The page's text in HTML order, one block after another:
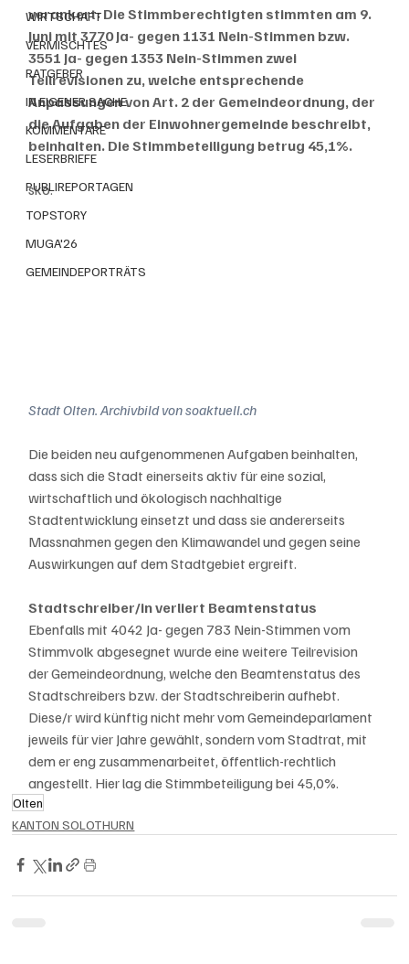
WIRTSCHAFT
VERMISCHTES
RATGEBER
IN EIGENER SACHE
KOMMENTARE
LESERBRIEFE
PUBLIREPORTAGEN
TOPSTORY
MUGA'26
GEMEINDEPORTRÄTS
verankert: Die Stimmberechtigten stimmten am 9.
Juni mit 3770 Ja- gegen 1131 Nein-Stimmen bzw.
3551 Ja- gegen 1353 Nein-Stimmen zwei
Teilrevisionen zu, welche entsprechende
Anpassungen von Art. 2 der Gemeindeordnung, der
die Aufgaben der Einwohnergemeinde beschreibt,
beinhalten. Die Stimmbeteiligung betrug 45,1%.
sko.
Stadt Olten. Archivbild von soaktuell.ch
Die beiden neu aufgenommenen Aufgaben beinhalten,
dass sich die Stadt einerseits aktiv für eine sozial,
wirtschaftlich und ökologisch nachhaltige
Stadtentwicklung einsetzt und dass sie andererseits
Massnahmen gegen den Klimawandel und gegen seine
Auswirkungen auf dem Stadtgebiet ergreift.
Stadtschreiber/in verliert Beamtenstatus
Ebenfalls mit 4042 Ja- gegen 783 Nein-Stimmen vom
Stimmvolk abgesegnet wurde eine weitere Teilrevision
der Gemeindeordnung, welche den Beamtenstatus des
Stadtschreibers bzw. der Stadtschreiberin aufhebt.
Diese/r wird künftig nicht mehr vom Gemeindeparlament
jeweils für vier Jahre gewählt, sondern vom Stadtrat, mit
dem er eng zusammenarbeitet, öffentlich-rechtlich
angestellt. Hier lag die Stimmbeteiligung bei 45,0%.
Olten
KANTON SOLOTHURN